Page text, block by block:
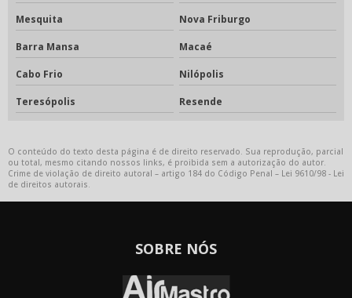
Mesquita Nova Friburgo
Barra Mansa Macaé
Cabo Frio Nilópolis
Teresópolis Resende
O conteúdo do texto desta página é de direito reservado. Sua reprodução, parcial
ou total, mesmo citando nossos links, é proibida sem a autorização do autor.
Crime de violação de direito autoral – artigo 184 do Código Penal – Lei 9610/98 - Lei
de direitos autorais.
SOBRE NÓS